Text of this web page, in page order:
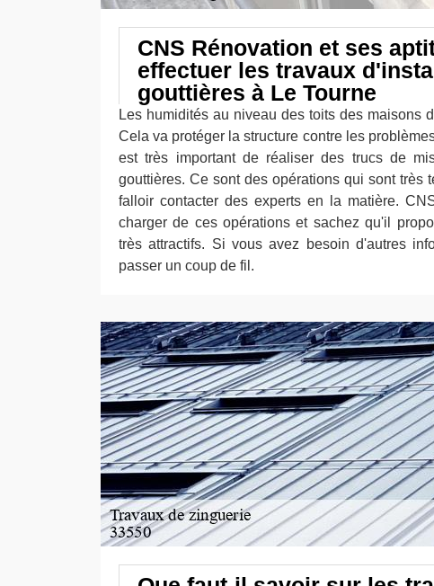
CNS Rénovation et ses
effectuer les travaux
gouttières à Le Tourne
Les humidités au niveau des toits des maisons
Cela va protéger la structure contre les
est très important de réaliser des trucs de
gouttières. Ce sont des opérations qui sont très
falloir contacter des experts en la matière.
charger de ces opérations et sachez qu'il
très attractifs. Si vous avez besoin d'autres
passer un coup de fil.